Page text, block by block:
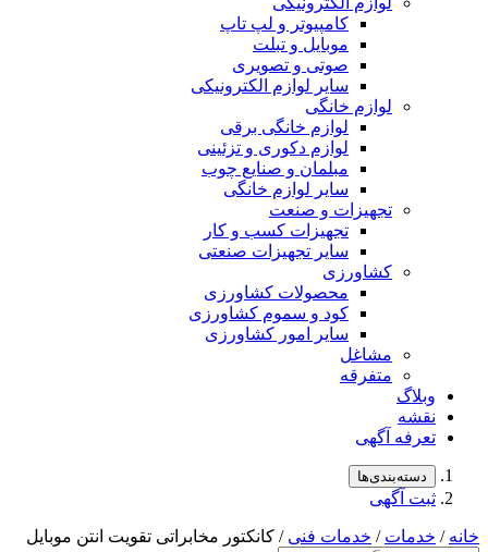
کامپیوتر و لپ تاپ
موبایل و تبلت
صوتی و تصویری
سایر لوازم الکترونیکی
لوازم خانگی
لوازم خانگی برقی
لوازم دکوری و تزئینی
مبلمان و صنایع چوب
سایر لوازم خانگی
تجهیزات و صنعت
تجهیزات کسب و کار
سایر تجهیزات صنعتی
کشاورزی
محصولات کشاورزی
کود و سموم کشاورزی
سایر امور کشاورزی
مشاغل
متفرقه
وبلاگ
نقشه
تعرفه آگهی
دسته‌بندی‌ها
ثبت آگهی
خانه/ خدمات/ خدمات فنی / کانکتور مخابراتی تقویت انتن موبایل